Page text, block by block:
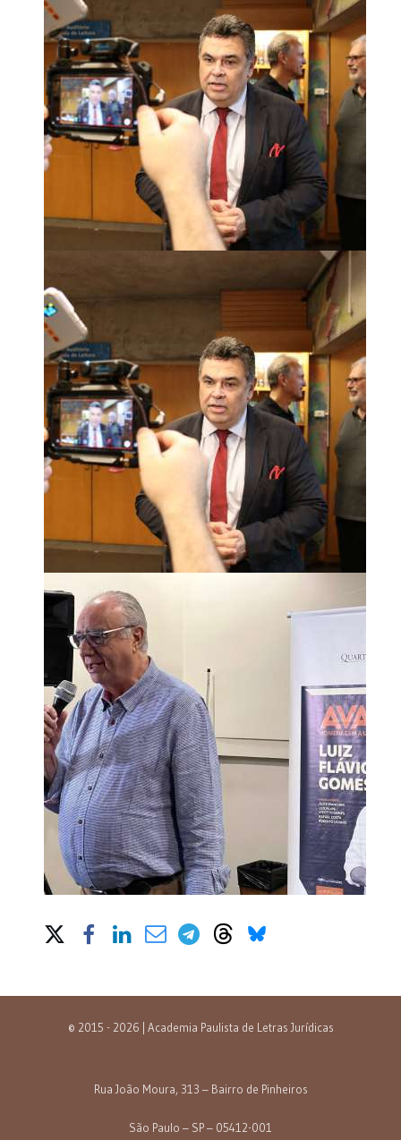
Share on Social Media
© 2015 - 2026 | Academia Paulista de Letras Jurídicas
Rua João Moura, 313 – Bairro de Pinheiros
São Paulo – SP – 05412-001